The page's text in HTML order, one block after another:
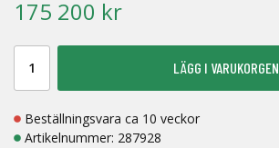
175 200 kr
LÄGG I VARUKORGEN
Beställningsvara ca 10 veckor
Artikelnummer: 287928